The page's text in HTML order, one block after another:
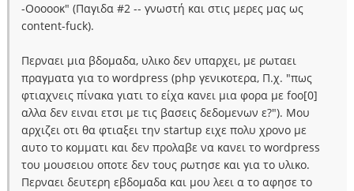
-Οοοοοκ" (Παγιδα #2 -- γνωστή και στις μερες μας ως
content-fuck).
Περναει μια βδομαδα, υλικο δεν υπαρχει, με ρωταει
πραγματα για το wordpress (php γενικοτερα, Π.χ. "πως
φτιαχνεις πίνακα γιατι το είχα κανει μια φορα με foo[0]
αλλα δεν ειναι ετσι με τις βασεις δεδομενων ε?"). Μου
αρχιζει οτι θα φτιαξει την startup ειχε πολυ χρονο με
αυτο το κομματι και δεν προλαβε να κανει το wordpress
του μουσειου οποτε δεν τους ρωτησε και για το υλικο.
Περναει δευτερη εβδομαδα και μου λεει α το αφησε το